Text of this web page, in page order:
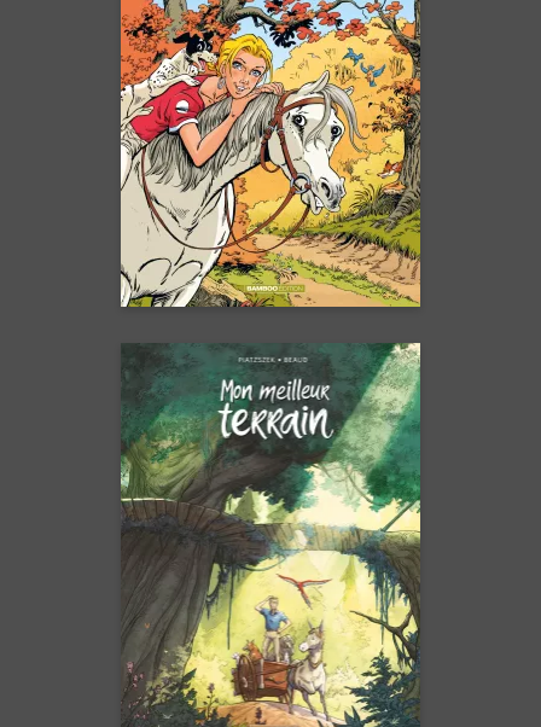
Tome 19
Date de parution :
02/09/2026
La seule et unique BD très à
cheval sur l’humour.
En voir +
Mon meilleur
terrain - histoire
complète
Date de parution :
26/02/2025
Une forêt dense et mystérieuse
qui cache un trésor
d’ingéniosité.
En voir +